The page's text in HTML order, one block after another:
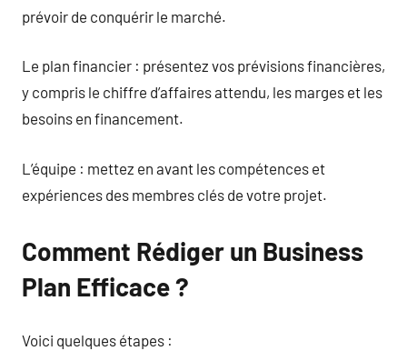
prévoir de conquérir le marché.
Le plan financier : présentez vos prévisions financières,
y compris le chiffre d’affaires attendu, les marges et les
besoins en financement.
L’équipe : mettez en avant les compétences et
expériences des membres clés de votre projet.
Comment Rédiger un Business
Plan Efficace ?
Voici quelques étapes :